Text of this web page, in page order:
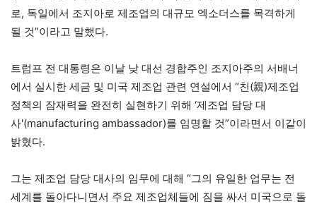
로, 독일에서 조지아로 제조업의 대규모 엑소더스를 목격하게
될 것”이라고 말했다.
트럼프 전 대통령은 이날 낮 대선 경합주인 조지아주의 서배너
에서 실시한 세금 및 미국 제조업 관련 연설에서 “친(親)제조업
정책의 잠재력을 완전히 실현하기 위해 ‘제조업 담당 대
사'(manufacturing ambassador)를 임명할 것”이라면서 이같이
밝혔다.
그는 제조업 담당 대사의 임무에 대해 “그의 유일한 업무는 전
세계를 돌아다니면서 주요 제조업체들에 짐을 싸서 미국으로 돌